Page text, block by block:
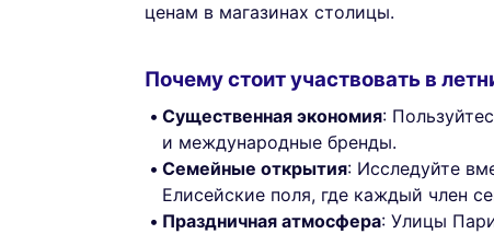
ценам в магазинах столицы.
Почему стоит участвовать в
Существенная экономия:
и международные бренды.
Семейные открытия: Исследуйте
Елисейские поля, где каждый член
Праздничная атмосфера: Улицы